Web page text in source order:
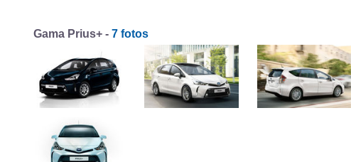
Gama Prius+ - 7 fotos